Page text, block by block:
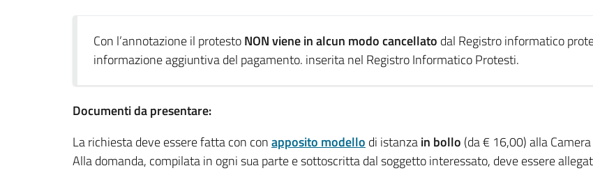
Con l’annotazione il protestoNON viene in alcun modo cancellato dal Registro informatico
informazione aggiuntiva del pagamento. inserita nel Registro Informatico Protesti.
Documenti da presentare:
La richiesta deve essere fatta con conapposito modello di istanzain bollo (da € 16,00) alla
Alla domanda, compilata in ogni sua parte e sottoscritta dal soggetto interessato, deve essere